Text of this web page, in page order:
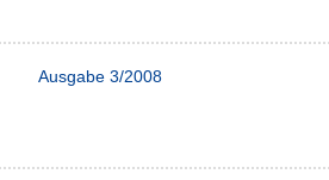
Ausgabe 3/2008